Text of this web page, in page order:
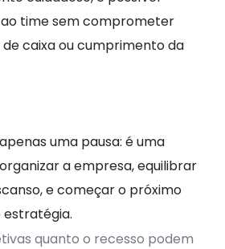
time sem comprometer
caixa ou cumprimento da
uma pausa: é uma
a empresa, equilibrar
e começar o próximo
quanto o recesso podem